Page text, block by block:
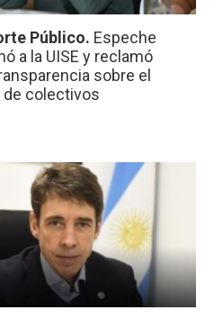
Público. Espeche
a la UISE y reclamó
sobre el
colectivos